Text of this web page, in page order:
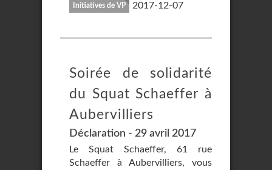
Initiatives de VP 2017-12-07
Soirée de solidarité
du Squat Schaeffer à
Aubervilliers
Déclaration - 29 avril 2017
Le Squat Schaeffer, 61 rue
Schaeffer à Aubervilliers, vous